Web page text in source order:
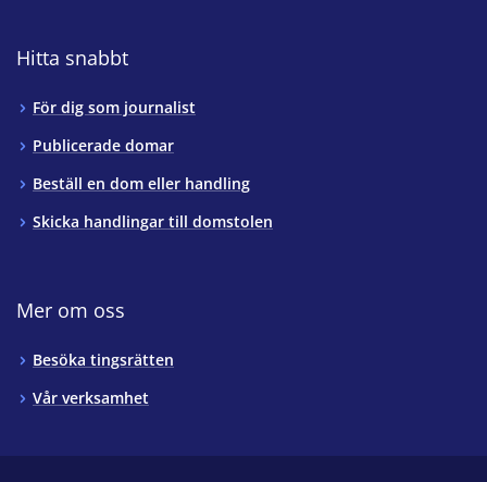
Hitta snabbt
För dig som journalist
Publicerade domar
Beställ en dom eller handling
Skicka handlingar till domstolen
Mer om oss
Besöka tingsrätten
Vår verksamhet